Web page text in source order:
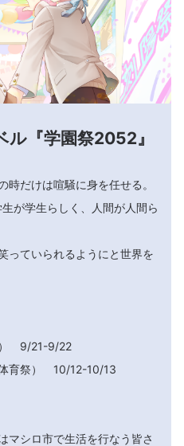
『学園祭2052』
だけは喧騒に身を任せる。
学生らしく、人間が人間ら
っていられるようにと世界を
） 9/21-9/22
育祭） 10/12-10/13
マシロ市で生活を行なう皆さ